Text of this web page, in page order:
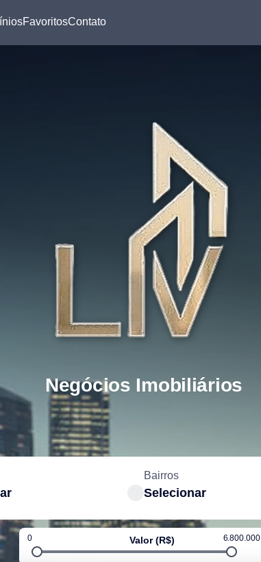
FavoritosContato
Negócios Imobiliários
Bairros
Selecionar
0 Valor (R$) 6.800.000